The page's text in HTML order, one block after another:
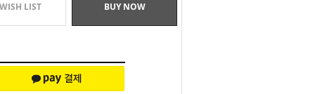
WISH LIST BUY NOW